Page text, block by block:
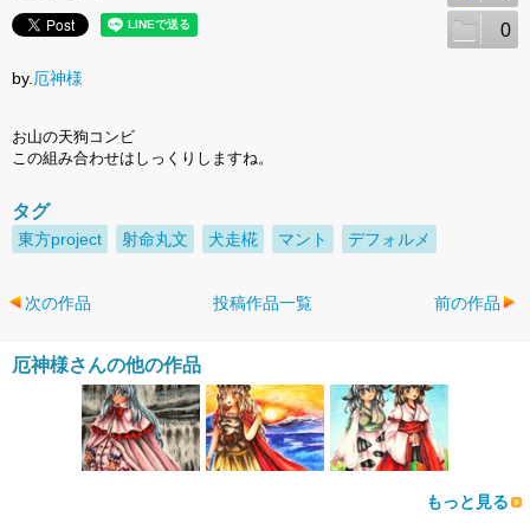
0
by. 厄神様
お山の天狗コンビ
この組み合わせはしっくりしますね。
タグ
東方project 射命丸文 犬走椛 マント デフォルメ
次の作品 投稿作品一覧 前の作品
厄神様さんの他の作品
もっと見る